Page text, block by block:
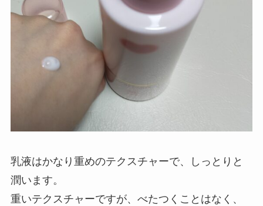
乳液はかなり重めのテクスチャーで、しっとりと
潤います。
重いテクスチャーですが、べたつくことはなく、